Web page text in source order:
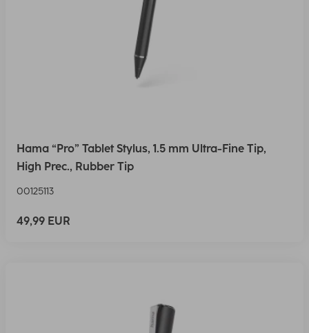
Hama “Pro” Tablet Stylus, 1.5 mm Ultra-Fine Tip,
High Prec., Rubber Tip
00125113
49,99 EUR